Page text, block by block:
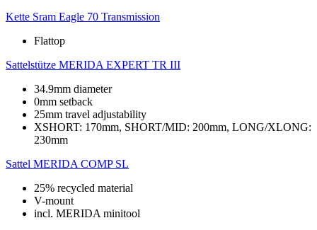
Kette Sram Eagle 70 Transmission
Flattop
Sattelstütze MERIDA EXPERT TR III
34.9mm diameter
0mm setback
25mm travel adjustability
XSHORT: 170mm, SHORT/MID: 200mm, LONG/XLONG:
230mm
Sattel MERIDA COMP SL
25% recycled material
V-mount
incl. MERIDA minitool